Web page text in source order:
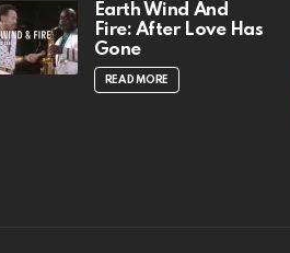
Earth Wind And
Fire: After Love Has
Gone
READ MORE